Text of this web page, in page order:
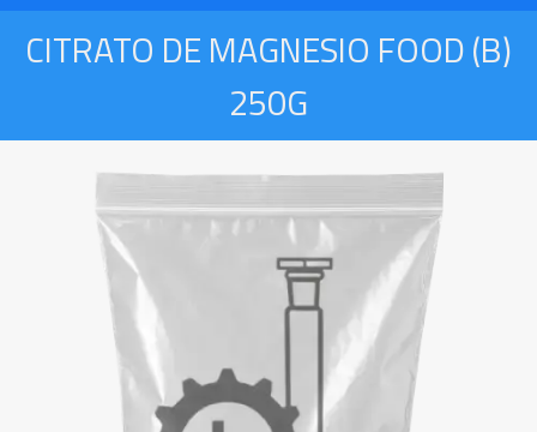
CITRATO DE MAGNESIO FOOD (B)
250G